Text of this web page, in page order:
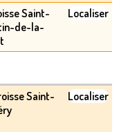
Saint-
de-la-
Localiser
Saint-
Localiser